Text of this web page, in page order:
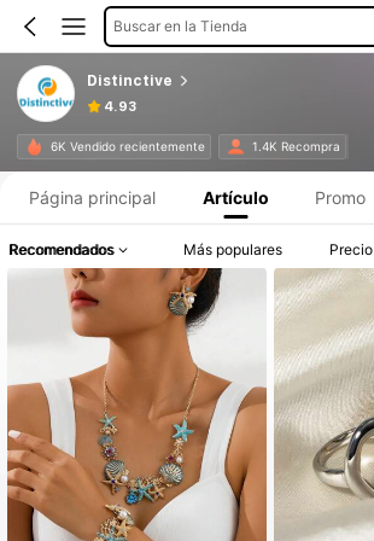
Buscar en la Tienda
Distinctive
4.93
6K Vendido recientemente 1.4K Recompra
Página principal Artículo Promo
Recomendados Más populares Precio